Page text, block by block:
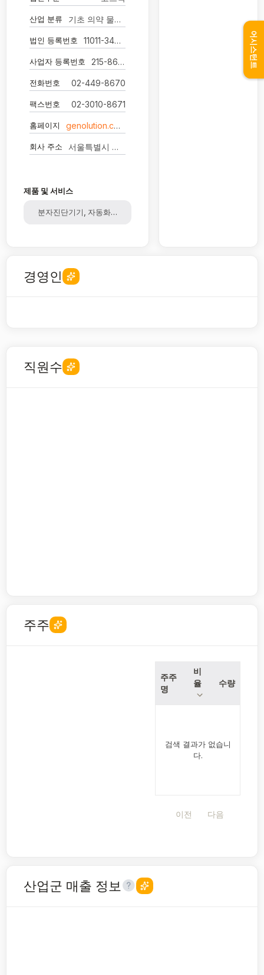
산업 분류 기초 의약 물질 및 생물학적 제제 제조업
법인 등록번호 11011-3403972
사업자 등록번호 215-86-82253
전화번호 02-449-8670
팩스번호 02-3010-8671
홈페이지 genolution.co.kr
회사 주소 서울특별시 강서구 마곡중앙8로3길 63 (주)제놀루션
제품 및 서비스
분자진단기기, 자동화핵산추출기기, 유전자치료제
경영인
직원수
주주
주주
명
비
율
수량
검색 결과가 없습니
다.
이전 다음
산업군 매출 정보
어시스턴트